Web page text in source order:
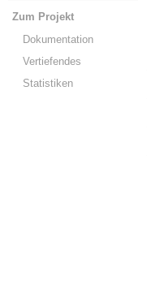
Zum Projekt
Dokumentation
Vertiefendes
Statistiken